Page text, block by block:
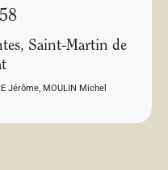
Saint-Martin de
Jérôme, MOULIN Michel